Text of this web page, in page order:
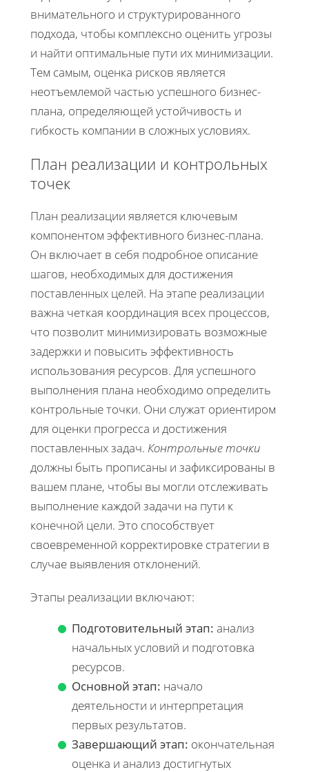
внимательного и структурированного
подхода, чтобы комплексно оценить угрозы
и найти оптимальные пути их минимизации.
Тем самым, оценка рисков является
неотъемлемой частью успешного бизнес-
плана, определяющей устойчивость и
гибкость компании в сложных условиях.
План реализации и контрольных
точек
План реализации является ключевым
компонентом эффективного бизнес-плана.
Он включает в себя подробное описание
шагов, необходимых для достижения
поставленных целей. На этапе реализации
важна четкая координация всех процессов,
что позволит минимизировать возможные
задержки и повысить эффективность
использования ресурсов. Для успешного
выполнения плана необходимо определить
контрольные точки. Они служат ориентиром
для оценки прогресса и достижения
поставленных задач. Контрольные точки
должны быть прописаны и зафиксированы в
вашем плане, чтобы вы могли отслеживать
выполнение каждой задачи на пути к
конечной цели. Это способствует
своевременной корректировке стратегии в
случае выявления отклонений.
Этапы реализации включают:
Подготовительный этап: анализ
начальных условий и подготовка
ресурсов.
Основной этап: начало
деятельности и интерпретация
первых результатов.
Завершающий этап: окончательная
оценка и анализ достигнутых